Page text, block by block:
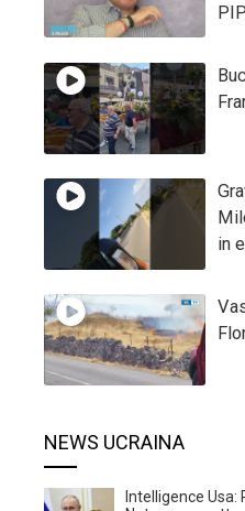
in
NEWS UCRAINA
Intelligence